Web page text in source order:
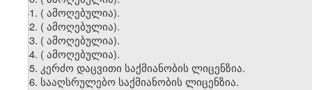
81. ( ამოღებულია).
82. ( ამოღებულია).
83. ( ამოღებულია).
84. ( ამოღებულია).
85. კერძო დაცვითი საქმიანობის ლიცენზია.
86. სააღსრულებო საქმიანობის ლიცენზია.